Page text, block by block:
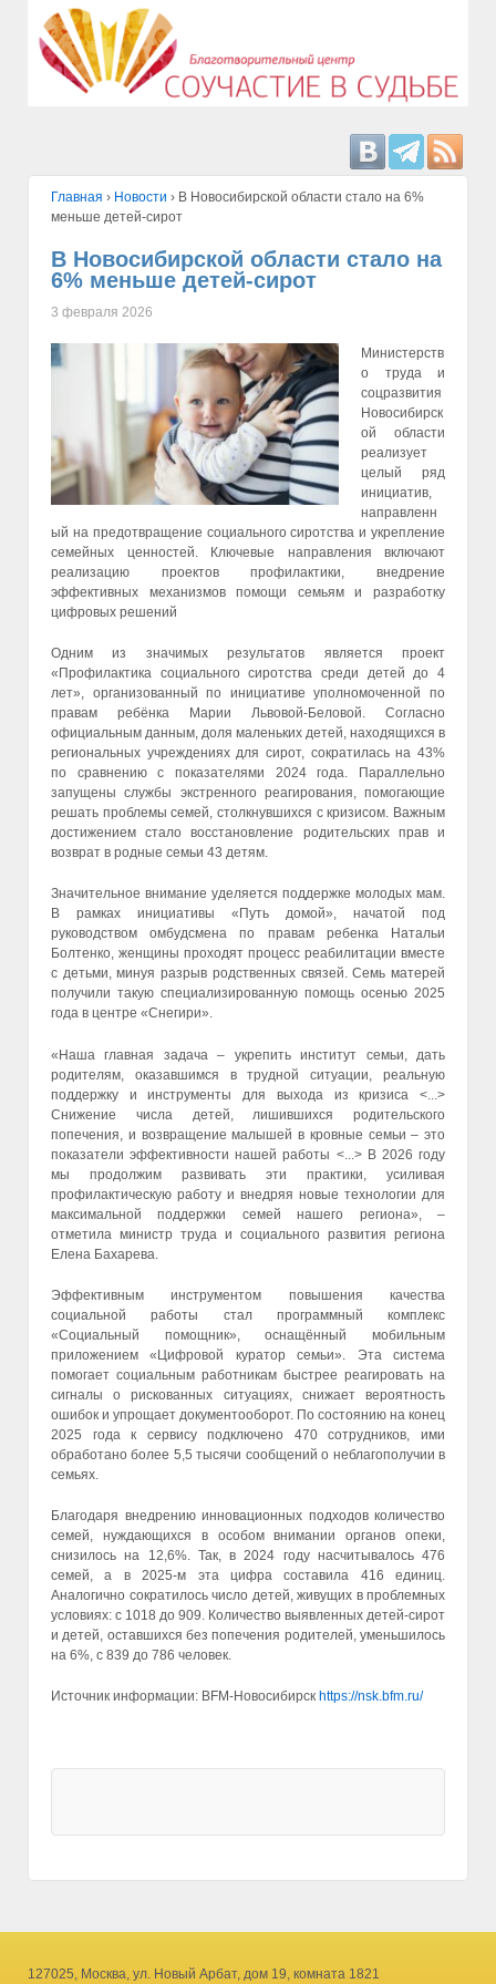
Главная › Hовости › В Новосибирской области стало на 6%
меньше детей-сирот
В Новосибирской области стало на
6% меньше детей-сирот
3 февраля 2026
Министерств
о труда и
соцразвития
Новосибирск
ой области
реализует
целый ряд
инициатив,
направленн
ый на предотвращение социального сиротства и укрепление
семейных ценностей. Ключевые направления включают
реализацию проектов профилактики, внедрение
эффективных механизмов помощи семьям и разработку
цифровых решений
Одним из значимых результатов является проект
«Профилактика социального сиротства среди детей до 4
лет», организованный по инициативе уполномоченной по
правам ребёнка Марии Львовой-Беловой. Согласно
официальным данным, доля маленьких детей, находящихся в
региональных учреждениях для сирот, сократилась на 43%
по сравнению с показателями 2024 года. Параллельно
запущены службы экстренного реагирования, помогающие
решать проблемы семей, столкнувшихся с кризисом. Важным
достижением стало восстановление родительских прав и
возврат в родные семьи 43 детям.
Значительное внимание уделяется поддержке молодых мам.
В рамках инициативы «Путь домой», начатой под
руководством омбудсмена по правам ребенка Натальи
Болтенко, женщины проходят процесс реабилитации вместе
с детьми, минуя разрыв родственных связей. Семь матерей
получили такую специализированную помощь осенью 2025
года в центре «Снегири».
«Наша главная задача – укрепить институт семьи, дать
родителям, оказавшимся в трудной ситуации, реальную
поддержку и инструменты для выхода из кризиса <...>
Снижение числа детей, лишившихся родительского
попечения, и возвращение малышей в кровные семьи – это
показатели эффективности нашей работы <...> В 2026 году
мы продолжим развивать эти практики, усиливая
профилактическую работу и внедряя новые технологии для
максимальной поддержки семей нашего региона», –
отметила министр труда и социального развития региона
Елена Бахарева.
Эффективным инструментом повышения качества
социальной работы стал программный комплекс
«Социальный помощник», оснащённый мобильным
приложением «Цифровой куратор семьи». Эта система
помогает социальным работникам быстрее реагировать на
сигналы о рискованных ситуациях, снижает вероятность
ошибок и упрощает документооборот. По состоянию на конец
2025 года к сервису подключено 470 сотрудников, ими
обработано более 5,5 тысячи сообщений о неблагополучии в
семьях.
Благодаря внедрению инновационных подходов количество
семей, нуждающихся в особом внимании органов опеки,
снизилось на 12,6%. Так, в 2024 году насчитывалось 476
семей, а в 2025-м эта цифра составила 416 единиц.
Аналогично сократилось число детей, живущих в проблемных
условиях: с 1018 до 909. Количество выявленных детей-сирот
и детей, оставшихся без попечения родителей, уменьшилось
на 6%, с 839 до 786 человек.
Источник информации: BFM-Новосибирск https://nsk.bfm.ru/
127025, Москва, ул. Новый Арбат, дом 19, комната 1821